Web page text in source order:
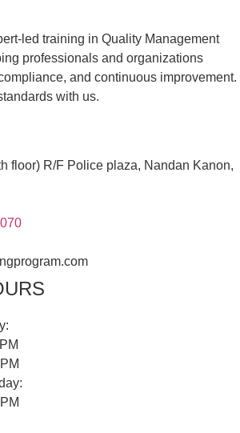
led training in Quality Management
professionals and organizations
and continuous improvement.
with us.
floor) R/F Police plaza, Nandan Kanon,